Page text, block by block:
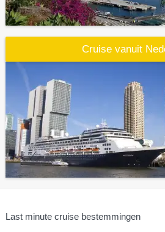
Cruise vanuit
Last minute cruise bestemmingen